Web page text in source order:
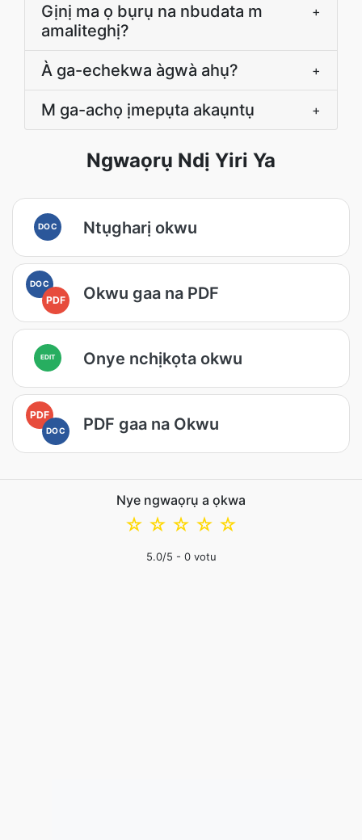
Gịnị ma ọ bụrụ na nbudata m
amaliteghị?
+
À ga-echekwa àgwà ahụ? +
M ga-achọ ịmepụta akaụntụ +
Ngwaọrụ Ndị Yiri Ya
DOC Ntụgharị okwu
DOC
PDF Okwu gaa na PDF
EDIT Onye nchịkọta okwu
PDF
DOC PDF gaa na Okwu
Nye ngwaọrụ a ọkwa
☆
☆
☆
☆
☆
5.0/5 - 0votu